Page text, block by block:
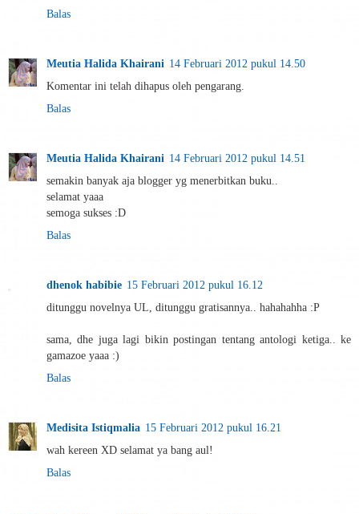
Balas
Meutia Halida Khairani 14 Februari 2012 pukul 14.50
Komentar ini telah dihapus oleh pengarang.
Balas
Meutia Halida Khairani 14 Februari 2012 pukul 14.51
semakin banyak aja blogger yg menerbitkan buku..
selamat yaaa
semoga sukses :D
Balas
dhenok habibie 15 Februari 2012 pukul 16.12
ditunggu novelnya UL, ditunggu gratisannya.. hahahahha :P
sama, dhe juga lagi bikin postingan tentang antologi ketiga.. ke
gamazoe yaaa :)
Balas
Medisita Istiqmalia 15 Februari 2012 pukul 16.21
wah kereen XD selamat ya bang aul!
Balas